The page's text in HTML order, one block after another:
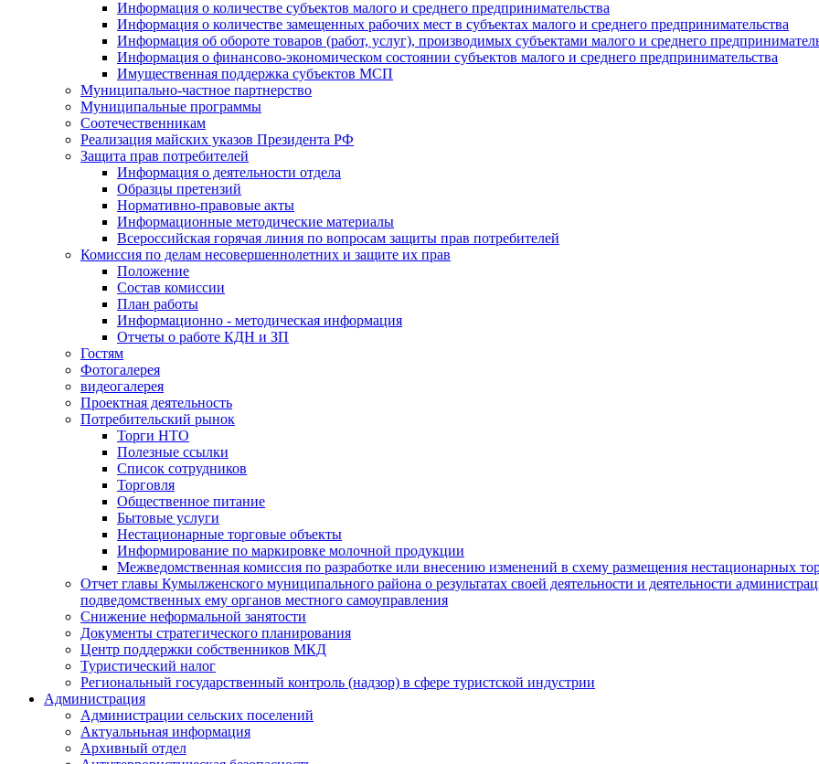
Информация о количестве субъектов малого и среднего предпринимательства
Информация о количестве замещенных рабочих мест в субъектах малого и среднего предпринимательства
Информация об обороте товаров (работ, услуг), производимых субъектами малого и среднего
Информация о финансово-экономическом состоянии субъектов малого и среднего предпринимательства
Имущественная поддержка субъектов МСП
Муниципально-частное партнерство
Муниципальные программы
Соотечественникам
Реализация майских указов Президента РФ
Защита прав потребителей
Информация о деятельности отдела
Образцы претензий
Нормативно-правовые акты
Информационные методические материалы
Всероссийская горячая линия по вопросам защиты прав потребителей
Комиссия по делам несовершеннолетних и защите их прав
Положение
Состав комиссии
План работы
Информационно - методическая информация
Отчеты о работе КДН и ЗП
Гостям
Фотогалерея
видеогалерея
Проектная деятельность
Потребительский рынок
Торги НТО
Полезные ссылки
Список сотрудников
Торговля
Общественное питание
Бытовые услуги
Нестационарные торговые объекты
Информирование по маркировке молочной продукции
Межведомственная комиссия по разработке или внесению изменений в схему размещения нестационарных
Отчет главы Кумылженского муниципального района о результатах своей деятельности и деятельности
подведомственных ему органов местного самоуправления
Снижение неформальной занятости
Документы стратегического планирования
Центр поддержки собственников МКД
Туристический налог
Региональный государственный контроль (надзор) в сфере туристской индустрии
Администрация
Администрации сельских поселений
Актуальньная информация
Архивный отдел